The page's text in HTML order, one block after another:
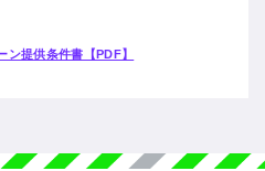
ン提供条件書【PDF】